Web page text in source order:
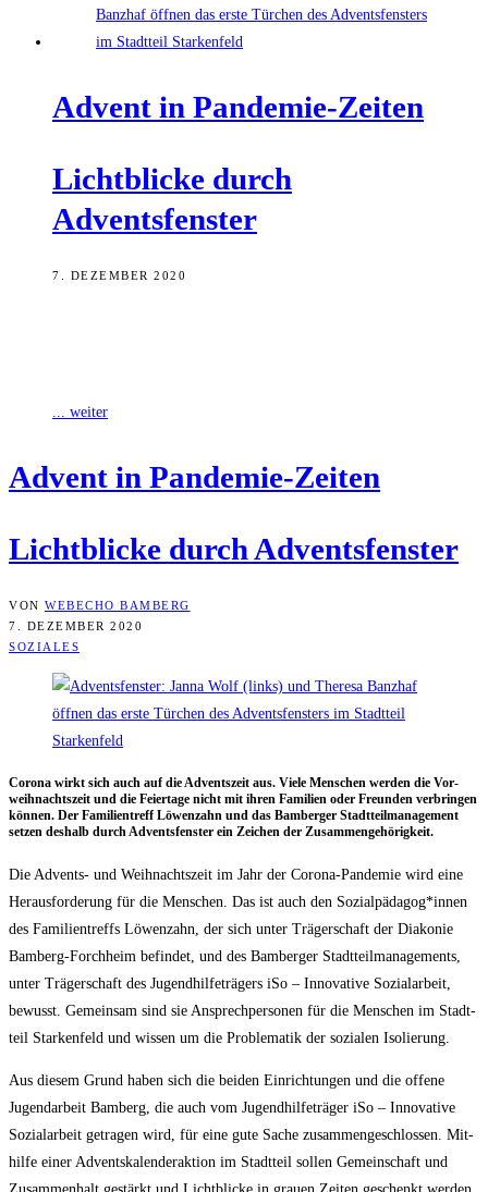
Advent in Pandemie-Zeiten
Licht­bli­cke durch
Adventsfenster
7. DEZEMBER 2020
... weiter
Advent in Pandemie-Zeiten
Licht­bli­cke durch Adventsfenster
VON WEBECHO BAMBERG
7. DEZEMBER 2020
SOZIALES
Coro­na wirkt sich auch auf die Advents­zeit aus. Vie­le Men­schen wer­den die Vor­
weih­nachts­zeit und die Fei­er­ta­ge nicht mit ihren Fami­li­en oder Freun­den ver­brin­gen
kön­nen. Der Fami­li­en­treff Löwen­zahn und das Bam­ber­ger Stadt­teil­ma­nage­ment
set­zen des­halb durch Advents­fens­ter ein Zei­chen der Zusammengehörigkeit.
Die Advents- und Weih­nachts­zeit im Jahr der Coro­na-Pan­de­mie wird eine
Her­aus­for­de­rung für die Men­schen. Das ist auch den Sozialpädagog*innen
des Fami­li­en­treffs Löwen­zahn, der sich unter Trä­ger­schaft der Dia­ko­nie
Bam­berg-Forch­heim befin­det, und des Bam­ber­ger Stadt­teil­ma­nage­ments,
unter Trä­ger­schaft des Jugend­hil­fe­trä­gers iSo – Inno­va­ti­ve Sozi­al­ar­beit,
bewusst. Gemein­sam sind sie Ansprech­per­so­nen für die Men­schen im Stadt­
teil Star­ken­feld und wis­sen um die Pro­ble­ma­tik der sozia­len Isolierung.
Aus die­sem Grund haben sich die bei­den Ein­rich­tun­gen und die offe­ne
Jugend­ar­beit Bam­berg, die auch vom Jugend­hil­fe­trä­ger iSo – Inno­va­ti­ve
Sozi­al­ar­beit getra­gen wird, für eine gute Sache zusam­men­ge­schlos­sen. Mit­
hil­fe einer Advents­ka­len­der­ak­ti­on im Stadt­teil sol­len Gemein­schaft und